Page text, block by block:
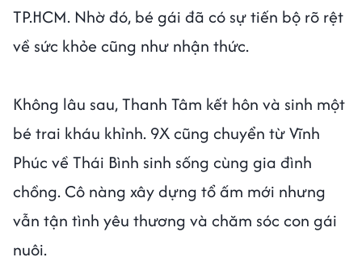
TP.HCM. Nhờ đó, bé gái đã có sự tiến bộ rõ rệt
về sức khỏe cũng như nhận thức.
Không lâu sau, Thanh Tâm kết hôn và sinh một
bé trai kháu khỉnh. 9X cũng chuyển từ Vĩnh
Phúc về Thái Bình sinh sống cùng gia đình
chồng. Cô nàng xây dựng tổ ấm mới nhưng
vẫn tận tình yêu thương và chăm sóc con gái
nuôi.